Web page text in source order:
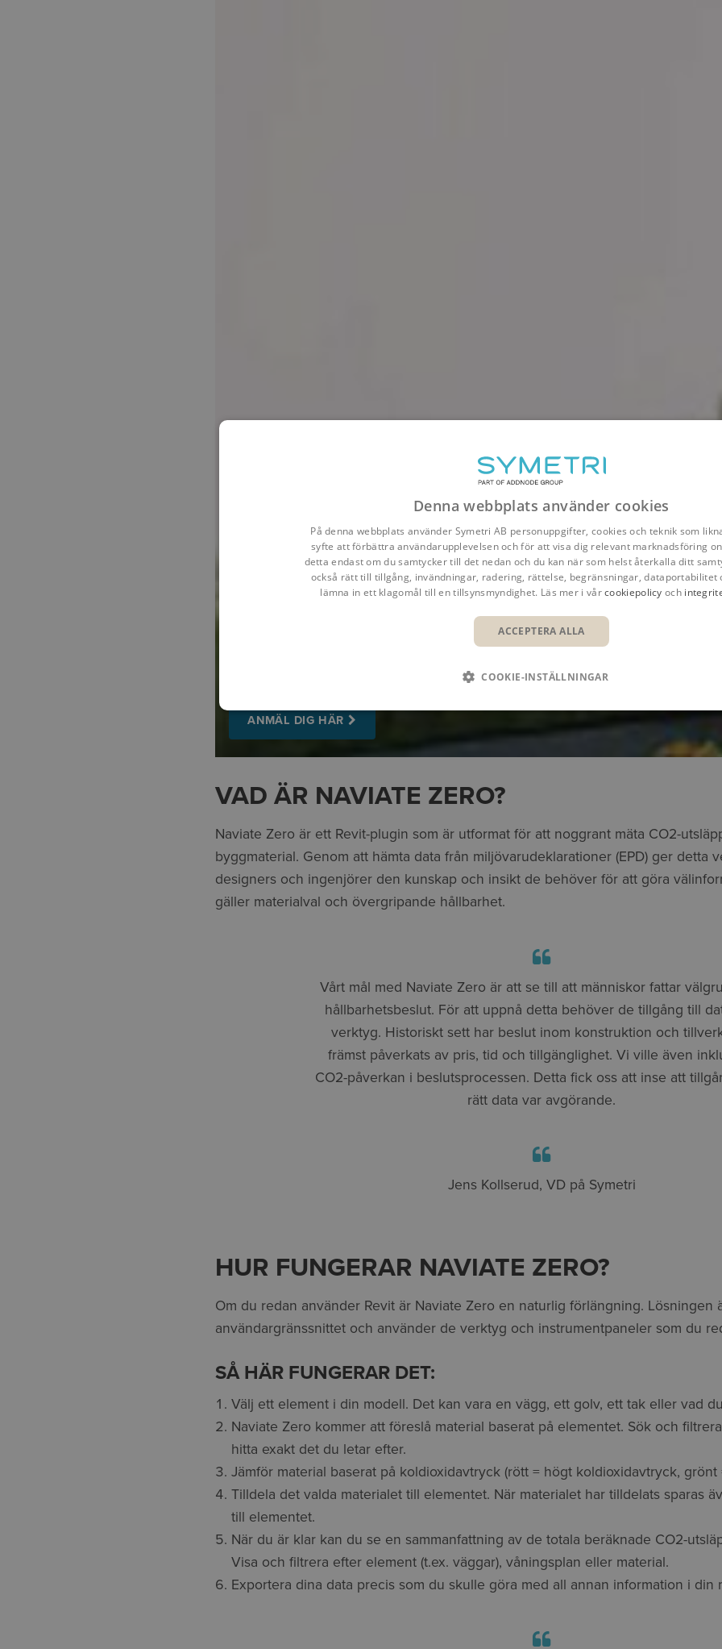
WEBBINARIUM OM HÅLLBARA BYGGMATERIAL 29 MAJ
visar vi hur du enkelt kan uppfylla dagens klimatkrav och arbeta mer hållbart
ANMÄL DIG HÄR
VAD ÄR NAVIATE ZERO?
Naviate Zero är ett Revit-plugin som är utformat för att noggrant mäta CO2-
byggmaterial. Genom att hämta data från miljövarudeklarationer (EPD) ger detta
designers och ingenjörer den kunskap och insikt de behöver för att göra
gäller materialval och övergripande hållbarhet.
Vårt mål med Naviate Zero är att se till att människor fattar
hållbarhetsbeslut. För att uppnå detta behöver de tillgång till
verktyg. Historiskt sett har beslut inom konstruktion och
främst påverkats av pris, tid och tillgänglighet. Vi ville även
CO2-påverkan i beslutsprocessen. Detta fick oss att inse att
rätt data var avgörande.
Jens Kollserud, VD på Symetri
HUR FUNGERAR NAVIATE ZERO?
Om du redan använder Revit är Naviate Zero en naturlig förlängning. Lösningen
användargränssnittet och använder de verktyg och instrumentpaneler som du
SÅ HÄR FUNGERAR DET:
Välj ett element i din modell. Det kan vara en vägg, ett golv, ett tak eller vad
Naviate Zero kommer att föreslå material baserat på elementet. Sök och
hitta exakt det du letar efter.
Jämför material baserat på koldioxidavtryck (rött = högt koldioxidavtryck,
Tilldela det valda materialet till elementet. När materialet har tilldelats sparas
till elementet.
När du är klar kan du se en sammanfattning av de totala beräknade CO2-
Visa och filtrera efter element (t.ex. väggar), våningsplan eller material.
Exportera dina data precis som du skulle göra med all annan information i din
Denna webbplats använder cookies
På denna webbplats använder Symetri AB personuppgifter, cookies och teknik som
syfte att förbättra användarupplevelsen och för att visa dig relevant marknadsföring
detta endast om du samtycker till det nedan och du kan när som helst återkalla ditt
också rätt till tillgång, invändningar, radering, rättelse, begränsningar, dataportabilitet
lämna in ett klagomål till en tillsynsmyndighet. Läs mer i vårcookiepolicy och
ACCEPTERA ALLA
COOKIE-INSTÄLLNINGAR